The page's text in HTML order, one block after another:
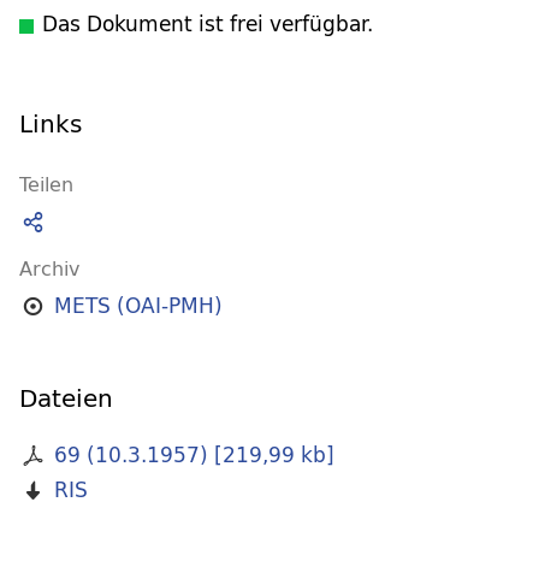
Das Dokument ist frei verfügbar.
Links
Teilen
Archiv
METS (OAI-PMH)
Dateien
69 (10.3.1957) [219,99 kb]
RIS